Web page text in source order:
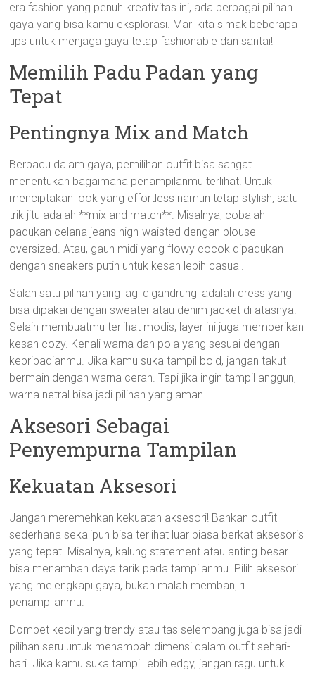
era fashion yang penuh kreativitas ini, ada berbagai pilihan
gaya yang bisa kamu eksplorasi. Mari kita simak beberapa
tips untuk menjaga gaya tetap fashionable dan santai!
Memilih Padu Padan yang
Tepat
Pentingnya Mix and Match
Berpacu dalam gaya, pemilihan outfit bisa sangat
menentukan bagaimana penampilanmu terlihat. Untuk
menciptakan look yang effortless namun tetap stylish, satu
trik jitu adalah **mix and match**. Misalnya, cobalah
padukan celana jeans high-waisted dengan blouse
oversized. Atau, gaun midi yang flowy cocok dipadukan
dengan sneakers putih untuk kesan lebih casual.
Salah satu pilihan yang lagi digandrungi adalah dress yang
bisa dipakai dengan sweater atau denim jacket di atasnya.
Selain membuatmu terlihat modis, layer ini juga memberikan
kesan cozy. Kenali warna dan pola yang sesuai dengan
kepribadianmu. Jika kamu suka tampil bold, jangan takut
bermain dengan warna cerah. Tapi jika ingin tampil anggun,
warna netral bisa jadi pilihan yang aman.
Aksesori Sebagai
Penyempurna Tampilan
Kekuatan Aksesori
Jangan meremehkan kekuatan aksesori! Bahkan outfit
sederhana sekalipun bisa terlihat luar biasa berkat aksesoris
yang tepat. Misalnya, kalung statement atau anting besar
bisa menambah daya tarik pada tampilanmu. Pilih aksesori
yang melengkapi gaya, bukan malah membanjiri
penampilanmu.
Dompet kecil yang trendy atau tas selempang juga bisa jadi
pilihan seru untuk menambah dimensi dalam outfit sehari-
hari. Jika kamu suka tampil lebih edgy, jangan ragu untuk